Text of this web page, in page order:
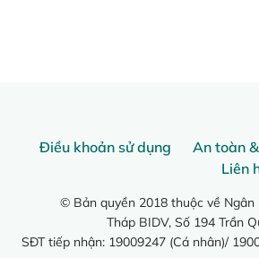
Điều khoản sử dụng An toàn
Liên
© Bản quyền 2018 thuộc về
Tháp BIDV, Số 194 Trần
SĐT tiếp nhận: 19009247 (Cá nhân)/